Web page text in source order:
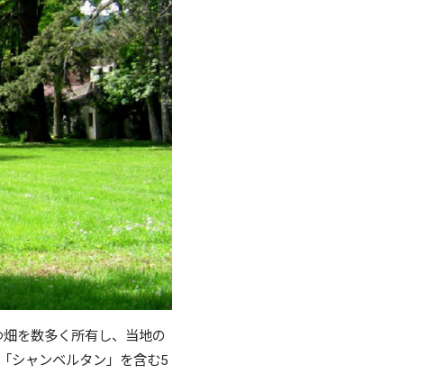
を数多く所有し、当地の
シャンベルタン」を含む5